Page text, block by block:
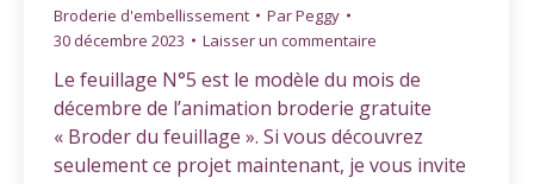
Broderie d'embellissement ParPeggy
30 décembre 2023
Laisser un commentaire
Le feuillage N°5 est le modèle du mois de
décembre de l’animation broderie gratuite
« Broder du feuillage ». Si vous découvrez
seulement ce projet maintenant, je vous invite